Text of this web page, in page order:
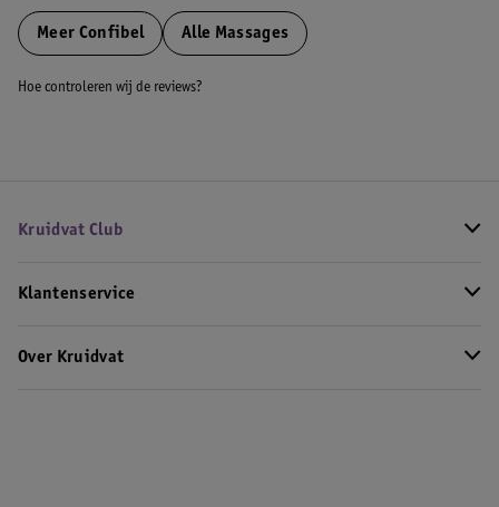
Meer Confibel Alle Massages
Hoe controleren wij de reviews?
Kruidvat Club
Klantenservice
Over Kruidvat